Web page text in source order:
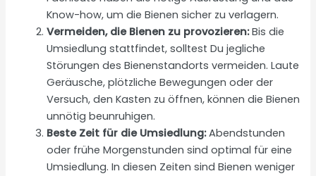
Know-how, um die Bienen sicher zu verlagern.
Vermeiden, die Bienen zu provozieren:Bis die
Umsiedlung stattfindet, solltest Du jegliche
Störungen des Bienenstandorts vermeiden. Laute
Geräusche, plötzliche Bewegungen oder der
Versuch, den Kasten zu öffnen, können die Bienen
unnötig beunruhigen.
Beste Zeit für die Umsiedlung:Abendstunden
oder frühe Morgenstunden sind optimal für eine
Umsiedlung. In diesen Zeiten sind Bienen weniger